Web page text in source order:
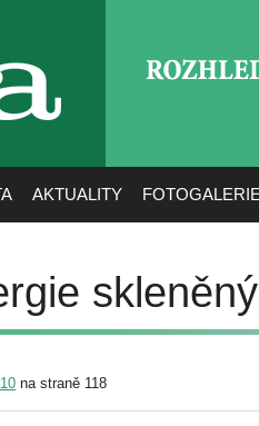
AKTUALITY
na straně 118